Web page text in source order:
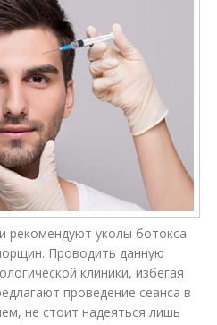
рекомендуют уколы бoтoкса
Проводить данную
клиники, избегая
проведение сеанса в
не стоит надеяться лишь